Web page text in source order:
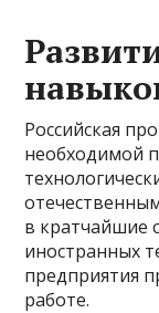
Российская
необходимой
в кратчайшие
иностранных
предприятия
работе.